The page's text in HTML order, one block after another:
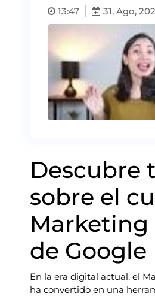
13:47 31, Ago,
Descubre
sobre el
de Google
En la era digital actual, el
ha convertido en una